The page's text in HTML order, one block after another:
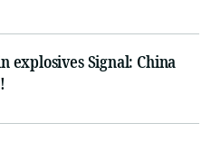
explosives Signal: China